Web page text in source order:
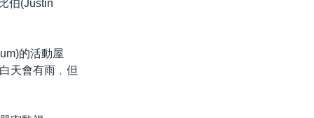
伯(Justin
的活動屋
天會有雨﹐但